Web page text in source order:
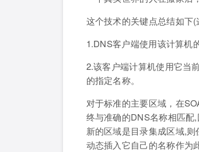
这个技术的关键点总结如下(
1.DNS客户端使用该计算机
2.该客户端计算机使用它当
的指定名称。
对于标准的主要区域，在
终与准确的DNS名称相匹配
新的区域是目录集成区域,
动态插入它自己的名称作为